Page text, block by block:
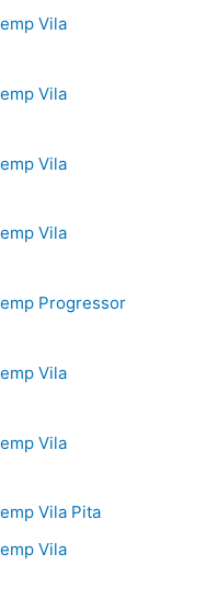
Vila
Vila
Vila
Vila
Progressor
Vila
Vila
Vila Pita
Vila